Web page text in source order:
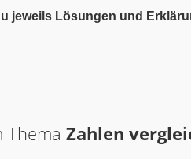
jeweils Lösungen und
Thema Zahlen